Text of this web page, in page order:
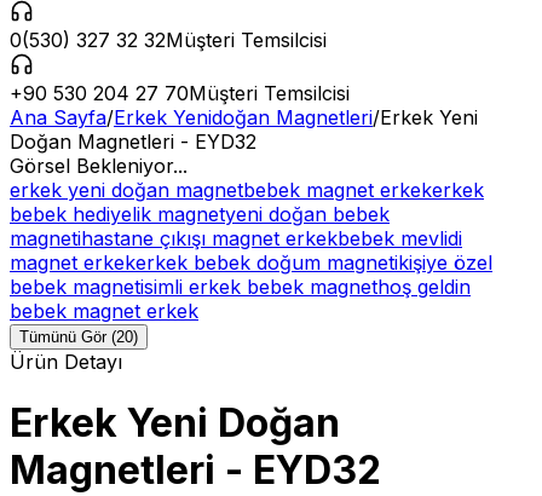
0(530) 327 32 32Müşteri Temsilcisi
+90 530 204 27 70Müşteri Temsilcisi
Ana Sayfa/Erkek Yenidoğan Magnetleri/Erkek Yeni
Doğan Magnetleri - EYD32
Görsel Bekleniyor...
erkek yeni doğan magnetbebek magnet erkekerkek
bebek hediyelik magnetyeni doğan bebek
magnetihastane çıkışı magnet erkekbebek mevlidi
magnet erkekerkek bebek doğum magnetikişiye özel
bebek magnetisimli erkek bebek magnethoş geldin
bebek magnet erkek
Tümünü Gör (20)
Ürün Detayı
Erkek Yeni Doğan
Magnetleri - EYD32